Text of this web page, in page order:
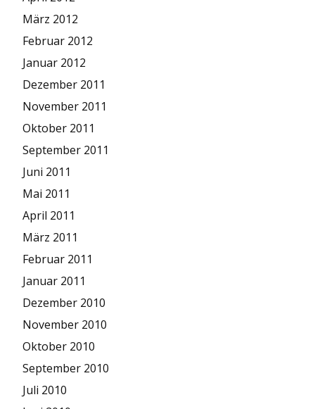
März 2012
Februar 2012
Januar 2012
Dezember 2011
November 2011
Oktober 2011
September 2011
Juni 2011
Mai 2011
April 2011
März 2011
Februar 2011
Januar 2011
Dezember 2010
November 2010
Oktober 2010
September 2010
Juli 2010